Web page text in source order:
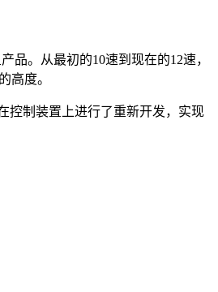
品。从最初的10速到现在的12速，
高度。
控制装置上进行了重新开发，实现